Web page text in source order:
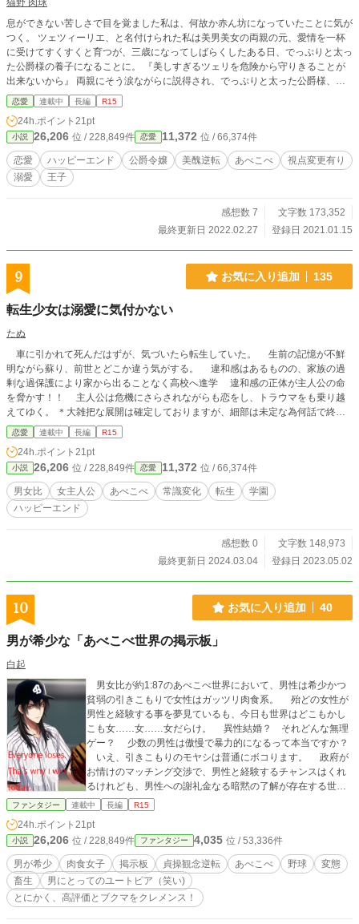
猫野 肉球
息ができない苦しさで目を覚ました私は、何故か赤ん坊になっていたことに気が
つく。 ツェツィーリエ、と名付けられた私は美男美女の両親の元、愛情を一杯
に受けてすくすくと育つが、三歳になってしばらくしたある日、でっぷりと太っ
た公爵様の養子になることに。 『美しすぎるツェリを危険から守りきることが
出来ないから』 両親にそう涙ながらに説得され、でっぷりと太った公爵様、フ
ィリップス様のお屋敷に行き、そこで自分の姿を鏡で初めて見て、崩れ落ちた。
鏡の中には、前世で『白豚』と呼ばれ続けた懐かしい姿があったからだ。 え？
この姿が美少女？豚は最上級の褒め言葉？ 美醜が逆転した世界で、前世の価値
観を持ったまま産まれた私。 そんな中、月の王子と呼ばれる、この国の第一王
子、レオナード殿下の話し相手になることに。 だがしかし、初めて会う王子
は、何故か衝立の向こうに隠れたままで…？ これは、黒豚と呼ばれるほどに美
しい令嬢が、月の王子と呼ばれる不憫な王子を甘やかして幸せにするお話。 ※
恋愛 連載中 長編 R15
24h.ポイント 21pt
小説 26,206 位 / 228,849件 恋愛 11,372 位 / 66,374件
恋愛 ハッピーエンド 公爵令嬢 美醜逆転 あべこべ
視点変更有り
溺愛
王子
感想数 7
文字数 173,352
最終更新日 2022.02.27
登録日 2021.01.15
9 お気に入り追加 135
転生少女は溺愛に気付かない
たぬ
車に引かれて死んだはずが、気づいたら転生していた。 生前の記憶が不鮮
明ながら蘇り、前世とどこか違う気がする。 違和感はあるものの、家族の過
剰な過保護により家から出ることなく高校へ進学 違和感の正体が主人公の命
を脅かす！！ 主人公は危機にさらされながらも恋をし、トラウマをも乗り越
えてゆく。 ＊大雑把な展開は確定しておりますが、細部は未定な為何話で終了
するか未定です。 R15 残酷な描写あり。 恋愛要素はかなり後 ５月中は連日投
稿 ６月以降、月4回月曜0時投稿予定 11月下旬より勝手ながら作者の事情で今作
品を一時休載とさせていただきます。 2024年春頃再開予定です。 内容に影響が
無ければ無言修正します。
恋愛 連載中 長編 R15
24h.ポイント 21pt
小説 26,206 位 / 228,849件 恋愛 11,372 位 / 66,374件
男女比 女主人公 あべこべ 常識変化 転生
学園
ハッピーエンド
感想数 0
文字数 148,973
最終更新日 2024.03.04
登録日 2023.05.02
10 お気に入り追加 40
男が希少な「あべこべ世界の掲示板」
白起
男女比が約1:87のあべこべ世界において、男性は希少かつ
貧弱の引きこもりで女性はガッツリ肉食系。 殆どの女性が
男性と経験する事を夢見ているも、今日も世界はどこもかし
こも女……女……女だらけ。 異性結婚？ それどんな無理
ゲー？ 少数の男性は傲慢で暴力的になるって本当ですか？
いえ、引きこもりのモヤシは普通にボコります。 政府が
お情けのマッチング交渉で、男性と経験するチャンスはくれ
るけれども、男性への謝礼金なる暗黙の了解が存在する世知
辛い世界。 「ぶっちゃけ、男なんか要らんだろ？」と思う
で男性と思わしき人物がスレを立てた。 エロゲーのシナリ
オかな（笑） 甲子園編のラスト辺りから真面目に執筆致し
ます。 面白いと思った方は高評価、フォローお願いしま
す！ 私の夢は「世界にたった1000冊しか無い紙の本」を自
費出版する事です。 2023年3月1日より、「全力全開全ツ
ッパ」します。 貴方様達は私の「お客様」であり、「仲
ファンタジー 連載中 長編 R15
24h.ポイント 21pt
小説 26,206 位 / 228,849件 ファンタジー 4,035 位 / 53,336件
男が希少 肉食女子 掲示板 貞操観念逆転 あべこべ 野球
変態
畜生
男にとってのユートピア（笑い)
とにかく、高評価とブクマをクレメンス！